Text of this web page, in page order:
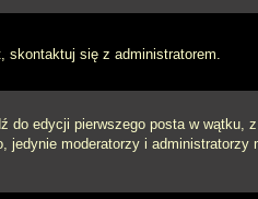
skontaktuj się z administratorem.
do edycji pierwszego posta w wątku,
jedynie moderatorzy i administratorzy